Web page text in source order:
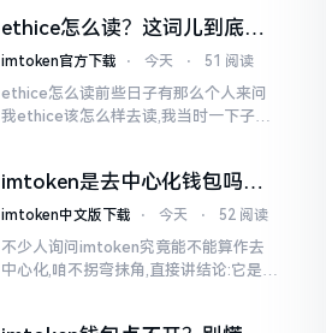
于网络连接状态
ethice怎么读？这词儿到底念
啥，别搞错了
imtoken官方下载 ⋅ 今天 ⋅ 51 阅读
ethice怎么读前些日子有那么个人来问
我ethice该怎么样去读,我当时一下子就
呢拼写方面却少了一个字母
imtoken是去中心化钱包吗？
看完这篇不踩坑
imtoken中文版下载 ⋅ 今天 ⋅ 52 阅读
不少人询问imtoken究竟能不能算作去
中心化,咱不拐弯抹角,直接讲结论:它是一